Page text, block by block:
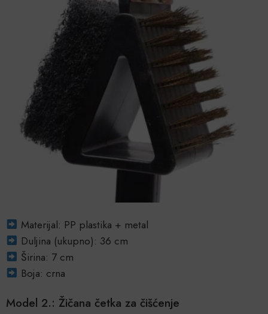
Materijal: PP plastika + metal
Duljina (ukupno): 36 cm
Širina: 7 cm
Boja: crna
Model 2.: Žičana četka za čišćenje